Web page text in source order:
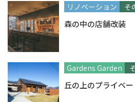
リノベーション そ
森の中の店舗改装
Gardens Garden
丘の上のプライベ